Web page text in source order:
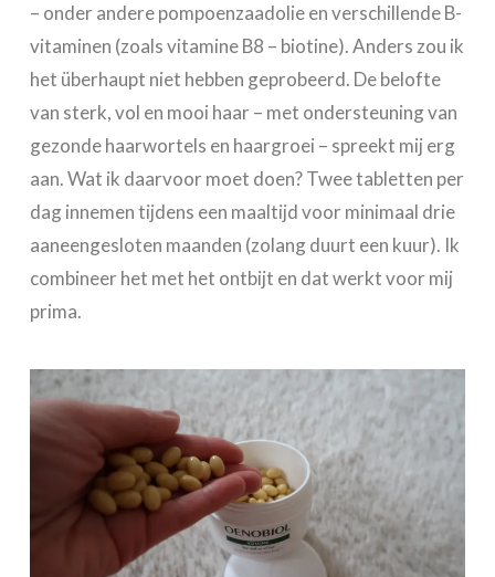
– onder andere pompoenzaadolie en verschillende B-
vitaminen (zoals vitamine B8 – biotine). Anders zou ik
het überhaupt niet hebben geprobeerd. De belofte
van sterk, vol en mooi haar – met ondersteuning van
gezonde haarwortels en haargroei – spreekt mij erg
aan. Wat ik daarvoor moet doen? Twee tabletten per
dag innemen tijdens een maaltijd voor minimaal drie
aaneengesloten maanden (zolang duurt een kuur). Ik
combineer het met het ontbijt en dat werkt voor mij
prima.